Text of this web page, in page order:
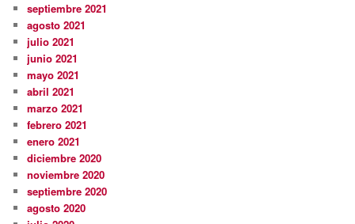
septiembre 2021
agosto 2021
julio 2021
junio 2021
mayo 2021
abril 2021
marzo 2021
febrero 2021
enero 2021
diciembre 2020
noviembre 2020
septiembre 2020
agosto 2020